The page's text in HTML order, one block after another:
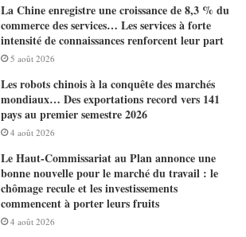
La Chine enregistre une croissance de 8,3 % du
commerce des services… Les services à forte
intensité de connaissances renforcent leur part
5 août 2026
Les robots chinois à la conquête des marchés
mondiaux… Des exportations record vers 141
pays au premier semestre 2026
4 août 2026
Le Haut-Commissariat au Plan annonce une
bonne nouvelle pour le marché du travail : le
chômage recule et les investissements
commencent à porter leurs fruits
4 août 2026